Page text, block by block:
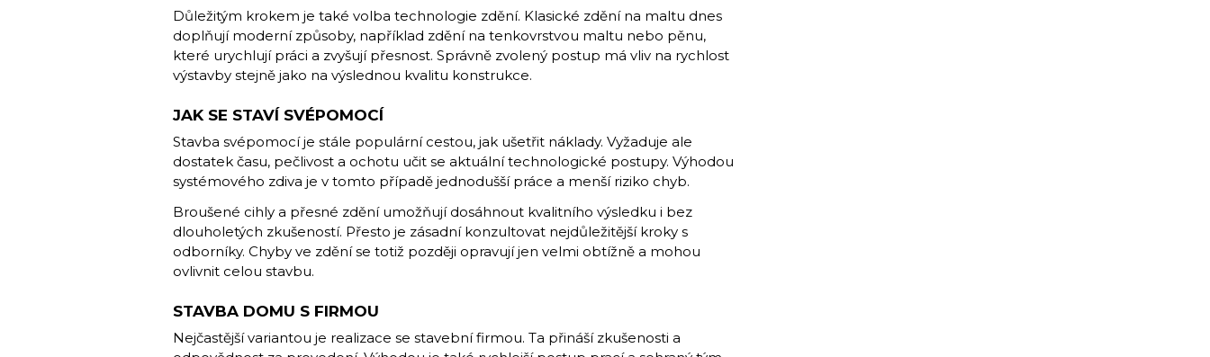
Důležitým krokem je také volba technologie zdění. Klasické zdění na maltu dnes
doplňují moderní způsoby, například zdění na tenkovrstvou maltu nebo pěnu,
které urychlují práci a zvyšují přesnost. Správně zvolený postup má vliv na rychlost
výstavby stejně jako na výslednou kvalitu konstrukce.
JAK SE STAVÍ SVÉPOMOCÍ
Stavba svépomocí je stále populární cestou, jak ušetřit náklady. Vyžaduje ale
dostatek času, pečlivost a ochotu učit se aktuální technologické postupy. Výhodou
systémového zdiva je v tomto případě jednodušší práce a menší riziko chyb.
Broušené cihly a přesné zdění umožňují dosáhnout kvalitního výsledku i bez
dlouholetých zkušeností. Přesto je zásadní konzultovat nejdůležitější kroky s
odborníky. Chyby ve zdění se totiž později opravují jen velmi obtížně a mohou
ovlivnit celou stavbu.
STAVBA DOMU S FIRMOU
Nejčastější variantou je realizace se stavební firmou. Ta přináší zkušenosti a